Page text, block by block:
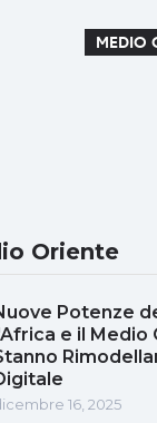
MEDIO
Oriente
Potenze
e il Medio
16, 2025